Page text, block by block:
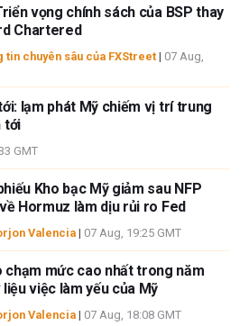
như các nhà quảng cáo của nó. Tác giả
thông tin được tìm thấy ở cuối các liên kết
trong nội dung bài viết, tại thời điểm viết
có quan hệ kinh doanh với bất kỳ công ty
nhận được tiền công cho việc viết bài
chính xác, đầy đủ hoặc phù hợp của thông
không chịu trách nhiệm về bất kỳ sai sót,
thương tích hoặc thiệt hại nào phát sinh từ
hoặc sử dụng thông tin này. Ngoại trừ các
là các cố vấn đầu tư đã đăng ký và không
này nhằm mục đích tư vấn đầu tư.
vọng chính sách của BSP thay
Chartered
tin chuyên sâu của FXStreet | 07 Aug,
lạm phát Mỹ chiếm vị trí trung
tới
GMT
Kho bạc Mỹ giảm sau NFP
Hormuz làm dịu rủi ro Fed
Valencia | 07 Aug, 19:25 GMT
chạm mức cao nhất trong năm
việc làm yếu của Mỹ
Valencia | 07 Aug, 18:08 GMT